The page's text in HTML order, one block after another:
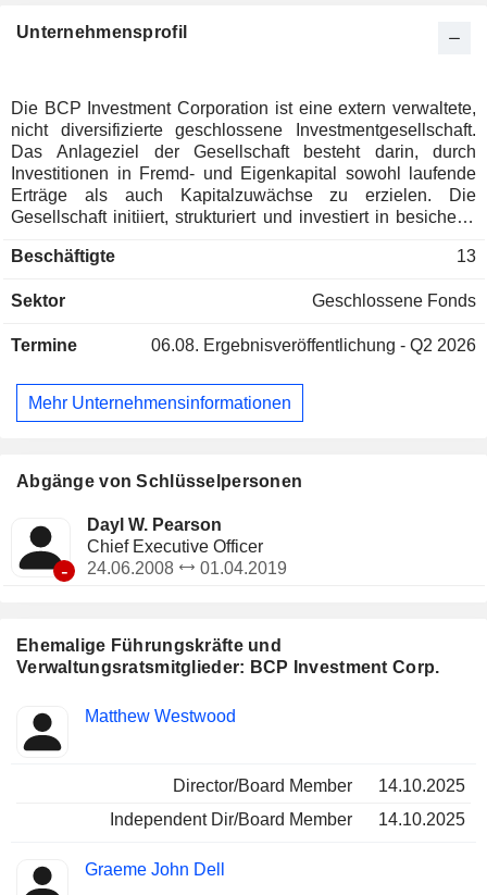
Ehemalige Führungskräfte und
Verwaltungsratsmitglieder: BCP Investment Corp.
Insider
Besetzte
Matthew Westwood
Director/Board Member
14.10.2025
Independent Dir/Board Member
14.10.2025
Graeme John Dell
Unternehmensprofil
Die BCP Investment Corporation ist eine extern verwaltete,
nicht diversifizierte geschlossene Investmentgesellschaft.
Das Anlageziel der Gesellschaft besteht darin, durch
Investitionen in Fremd- und Eigenkapital sowohl laufende
Erträge als auch Kapitalzuwächse zu erzielen. Die
Gesellschaft initiiert, strukturiert und investiert in besicherte
sowie Mezzanine-Finanzierungen, vorwiegend bei nicht
jedoch auch in andere Anlageformen investieren, wie
Hochzinsanleihen und notleidende Schuldtitel. Sie investiert
Collateralized Loan Obligation-Fonds begeben werden.
Darüber hinaus kann die Gesellschaft von Zeit zu Zeit in
Kreditinvestitionen auch Optionsscheine oder Optionen zum
Sierra Crest Investment Management LLC.
Beschäftigte 13
Sektor Geschlossene Fonds
Termine 06.08. Ergebnisveröffentlichung - Q2 2026
Mehr Unternehmensinformationen
Abgänge von Schlüsselpersonen
-
Dayl W. Pearson
Chief Executive Officer
24.06.2008
01.04.2019